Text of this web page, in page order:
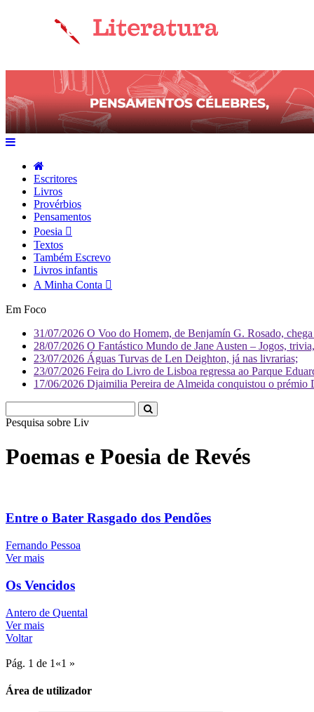
Escritores
Livros
Provérbios
Pensamentos
Poesia
Textos
Também Escrevo
Livros infantis
A Minha Conta
Em Foco
31/07/2026 O Voo do Homem, de Benjamín G. Rosado,
28/07/2026 O Fantástico Mundo de Jane Austen – Jogos,
23/07/2026 Águas Turvas de Len Deighton, já nas livrarias;
23/07/2026 Feira do Livro de Lisboa regressa ao Parque
17/06/2026 Djaimilia Pereira de Almeida conquistou o
Pesquisa sobre Literatura
Poemas e Poesia de Revés
Entre o Bater Rasgado dos Pendões
Fernando Pessoa
Ver mais
Os Vencidos
Antero de Quental
Ver mais
Voltar
Pág. 1 de 1 «1 »
Área de utilizador